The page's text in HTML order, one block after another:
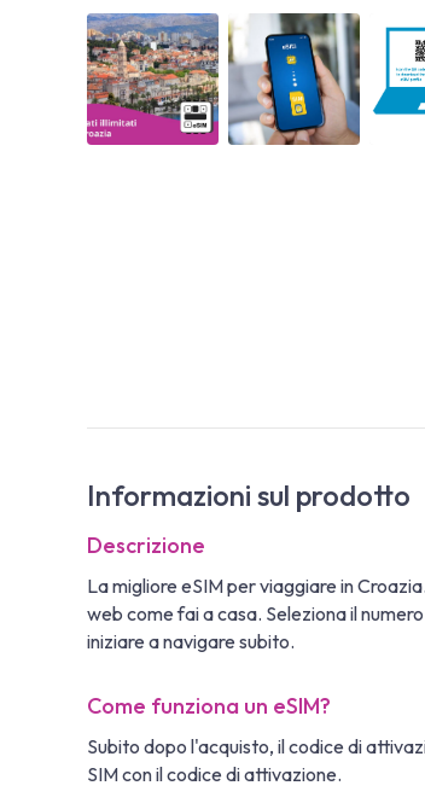
Angled view Angled view
Informazioni sul prodotto
Descrizione
La migliore eSIM per viaggiare in
web come fai a casa. Seleziona il
iniziare a navigare subito.
Come funziona un eSIM?
Subito dopo l'acquisto, il codice di
SIM con il codice di attivazione.